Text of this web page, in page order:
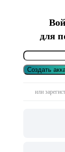
для
или